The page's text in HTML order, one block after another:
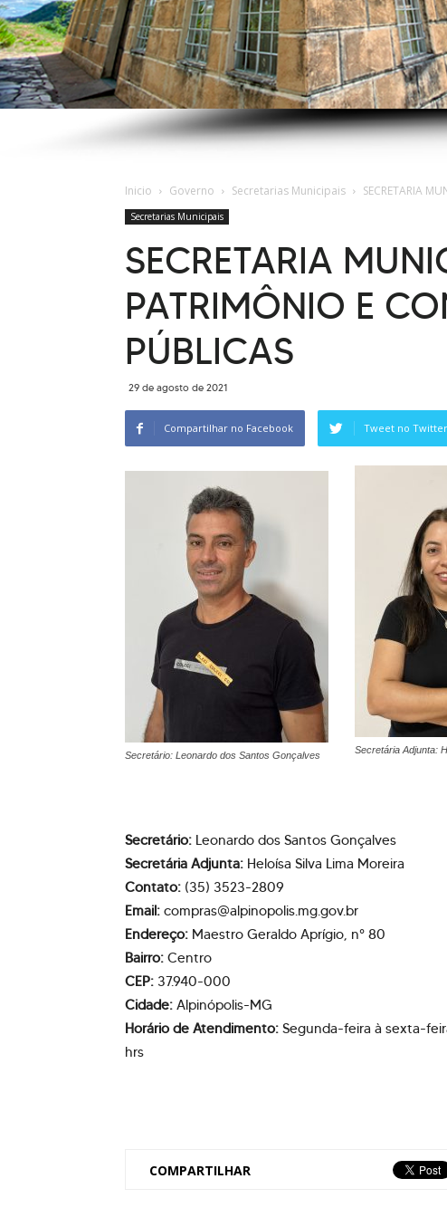
Inicio Governo Secretarias Municipais SECRETARIA
Secretarias Municipais
SECRETARIA
PATRIMÔNIO E
PÚBLICAS
29 de agosto de 2021
Compartilhar no Facebook Tweet no Twitter
Secretário: Leonardo dos Santos Gonçalves Secretária Adjunta:
Secretário: Leonardo dos Santos Gonçalves
Secretária Adjunta: Heloísa Silva Lima Moreira
Contato: (35) 3523-2809
Email: compras@alpinopolis.mg.gov.br
Endereço: Maestro Geraldo Aprígio, n° 80
Bairro: Centro
CEP: 37.940-000
Cidade: Alpinópolis-MG
Horário de Atendimento: Segunda-feira à sexta-
hrs
COMPARTILHAR